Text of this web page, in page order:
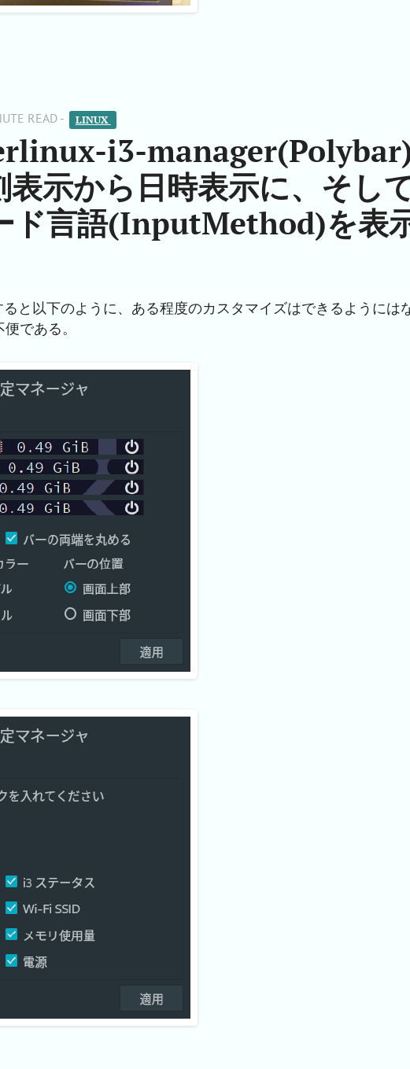
READ - LINUX
i3-
示から日時表示に、そし
ド言語(InputMethod)を表
ると以下のように、ある程度のカスタマイズはできるようには
である。